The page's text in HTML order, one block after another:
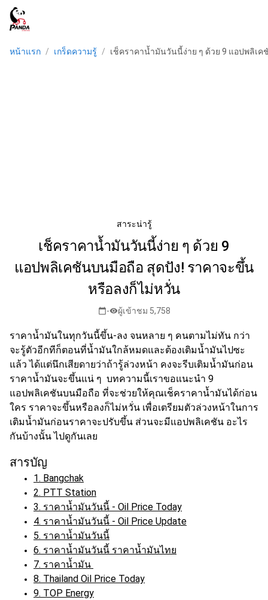
หน้าแรก / เกร็ดความรู้ / เช็คราคาน้ำมันวันนี้ง่าย ๆ ด้วย 9 แอปพลิเ
สาระน่ารู้
เช็คราคาน้ำมันวันนี้ง่าย ๆ ด้วย 9
แอปพลิเคชันบนมือถือ สุดปัง! ราคาจะขึ้น
หรือลงก็ไม่หวั่น
calendar_today-visibilityผู้เข้าชม 5,758
ราคาน้ำมันในทุกวันนี้ขึ้น-ลง จนหลาย ๆ คนตามไม่ทัน กว่า
จะรู้ตัวอีกทีก็ตอนที่น้ำมันใกล้หมดและต้องเติมน้ำมันไปซะ
แล้ว ได้แต่นึกเสียดายว่าถ้ารู้ล่วงหน้า คงจะรีบเติมน้ำมันก่อน
ราคาน้ำมันจะขึ้นแน่ ๆ บทความนี้เราขอแนะนำ 9
แอปพลิเคชันบนมือถือ ที่จะช่วยให้คุณเช็คราคาน้ำมันได้ก่อน
ใคร ราคาจะขึ้นหรือลงก็ไม่หวั่น เพื่อเตรียมตัวล่วงหน้าในการ
เติมน้ำมันก่อนราคาจะปรับขึ้น ส่วนจะมีแอปพลิเคชัน อะไร
กันบ้างนั้น ไปดูกันเลย
สารบัญ
1. Bangchak
2. PTT Station
3. ราคาน้ำมันวันนี้ - Oil Price Today
4. ราคาน้ำมันวันนี้ - Oil Price Update
5. ราคาน้ำมันวันนี้
6. ราคาน้ำมันวันนี้ ราคาน้ำมันไทย
7. ราคาน้ำมัน
8. Thailand Oil Price Today
9. TOP Energy